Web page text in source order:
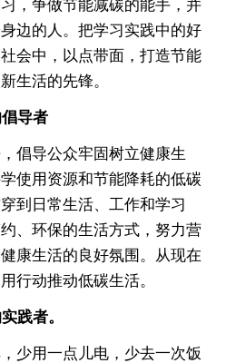
，争做节能减碳的能手，并
边的人。把学习实践中的好
会中，以点带面，打造节能
生活的先锋。
导者
倡导公众牢固树立健康生
使用资源和节能降耗的低碳
到日常生活、工作和学习
、环保的生活方式，努力营
康生活的良好氛围。从现在
行动推动低碳生活。
践者。
少用一点儿电，少去一次饭